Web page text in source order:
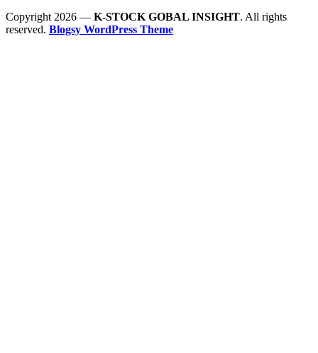
Copyright 2026 — K-STOCK GOBAL INSIGHT. All rights
reserved. Blogsy WordPress Theme